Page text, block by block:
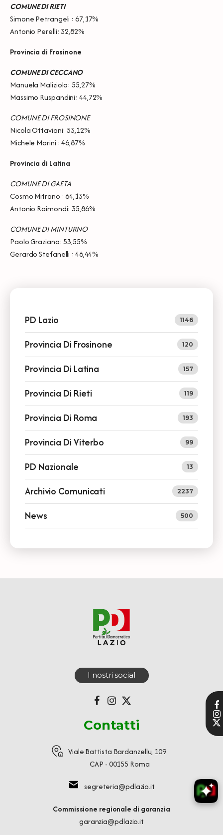
COMUNE DI RIETI
Simone Petrangeli : 67,17%
Antonio Perelli: 32,82%
Provincia di Frosinone
COMUNE DI CECCANO
Manuela Maliziola: 55,27%
Massimo Ruspandini: 44,72%
COMUNE DI FROSINONE
Nicola Ottaviani: 53,12%
Michele Marini : 46,87%
Provincia di Latina
COMUNE DI GAETA
Cosmo Mitrano : 64,13%
Antonio Raimondi: 35,86%
COMUNE DI MINTURNO
Paolo Graziano: 53,55%
Gerardo Stefanelli : 46,44%
PD Lazio 1146
Provincia Di Frosinone 120
Provincia Di Latina 157
Provincia Di Rieti 119
Provincia Di Roma 193
Provincia Di Viterbo 99
PD Nazionale 13
Archivio Comunicati 2237
News 500
I nostri social
Contatti
Viale Battista Bardanzellu, 109
CAP - 00155 Roma
segreteria@pdlazio.it
Commissione regionale di garanzia
garanzia@pdlazio.it